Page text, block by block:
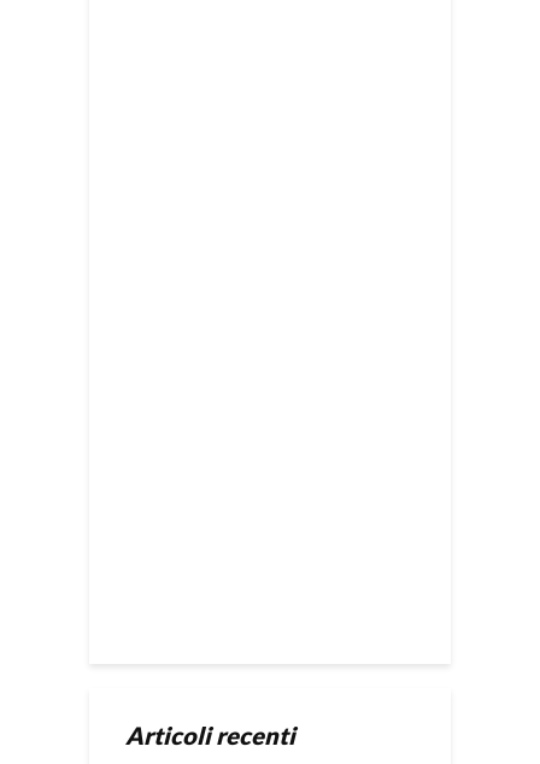
Articoli recenti